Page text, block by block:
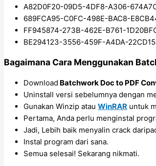
A82D0F20-09D5-4DF8-A306-
689FCA95-C0FC-498E-BAC8-
FF945874-273B-462E-B761-
BE294123-3556-459F-A4DA-
Bagaimana Cara Menggunakan
Download Batchwork Doc to PDF
Uninstall versi sebelumnya dengan
Gunakan Winzip atau WinRAR untuk
Pertama, Anda perlu menginstal
Jadi, Lebih baik menyalin crack
Instal program dari sana.
Semua selesai! Sekarang nikmati.